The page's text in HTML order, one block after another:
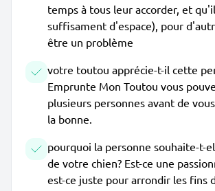
temps à tous leur accorder, et
suffisament d'espace), pour
être un problème
votre toutou apprécie-t-il cette
Emprunte Mon Toutou vous
plusieurs personnes avant de
la bonne.
pourquoi la personne souhaite-t-
de votre chien? Est-ce une
est-ce juste pour arrondir les fins